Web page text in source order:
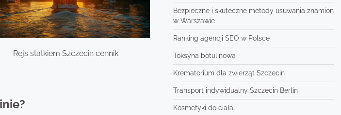
Rejs statkiem Szczecin cennik
Bezpieczne i skuteczne metody usuwania znamion
w Warszawie
Ranking agencji SEO w Polsce
Toksyna botulinowa
Krematorium dla zwierząt Szczecin
Transport indywidualny Szczecin Berlin
Kosmetyki do ciała